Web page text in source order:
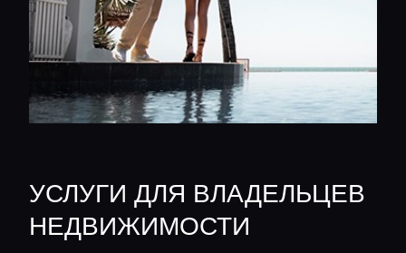
УСЛУГИ ДЛЯ ВЛАДЕЛЬЦЕВ
НЕДВИЖИМОСТИ